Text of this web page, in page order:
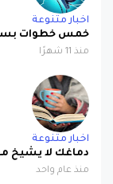
اخبار متنوعة
خمس خطوات
منذ 11 شهرًا
اخبار متنوعة
دماغك لا يشيخ مع
منذ عام واحد